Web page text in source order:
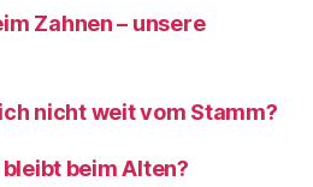
Zahnen – unsere
nicht weit vom Stamm?
beim Alten?